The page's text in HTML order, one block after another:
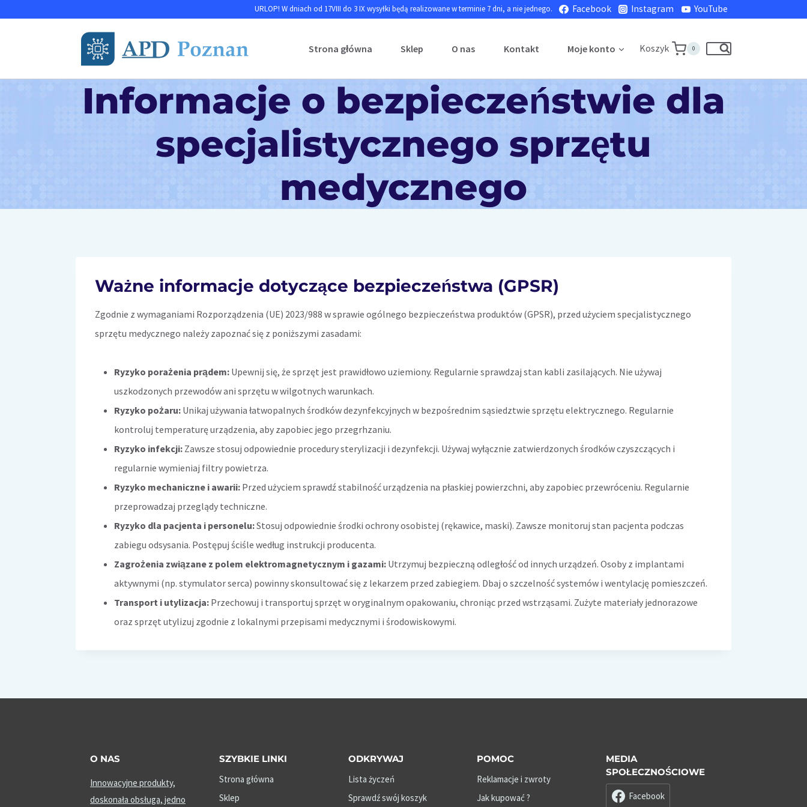
URLOP! W dniach od 17VIII do 3 IX wysyłki będą realizowane w terminie 7 dni, a nie jednego. Facebook Instagram YouTube
Strona główna Sklep O nas Kontakt Moje konto Koszyk 0
Informacje o bezpieczeństwie dla
specjalistycznego sprzętu
medycznego
Ważne informacje dotyczące bezpieczeństwa (GPSR)
Zgodnie z wymaganiami Rozporządzenia (UE) 2023/988 w sprawie ogólnego bezpieczeństwa produktów (GPSR), przed użyciem specjalistycznego
sprzętu medycznego należy zapoznać się z poniższymi zasadami:
Ryzyko porażenia prądem: Upewnij się, że sprzęt jest prawidłowo uziemiony. Regularnie sprawdzaj stan kabli zasilających. Nie używaj
uszkodzonych przewodów ani sprzętu w wilgotnych warunkach.
Ryzyko pożaru: Unikaj używania łatwopalnych środków dezynfekcyjnych w bezpośrednim sąsiedztwie sprzętu elektrycznego. Regularnie
kontroluj temperaturę urządzenia, aby zapobiec jego przegrhzaniu.
Ryzyko infekcji: Zawsze stosuj odpowiednie procedury sterylizacji i dezynfekcji. Używaj wyłącznie zatwierdzonych środków czyszczących i
regularnie wymieniaj filtry powietrza.
Ryzyko mechaniczne i awarii: Przed użyciem sprawdź stabilność urządzenia na płaskiej powierzchni, aby zapobiec przewróceniu. Regularnie
przeprowadzaj przeglądy techniczne.
Ryzyko dla pacjenta i personelu:Stosuj odpowiednie środki ochrony osobistej (rękawice, maski). Zawsze monitoruj stan pacjenta podczas
zabiegu odsysania. Postępuj ściśle według instrukcji producenta.
Zagrożenia związane z polem elektromagnetycznym i gazami: Utrzymuj bezpieczną odległość od innych urządzeń. Osoby z implantami
aktywnymi (np. stymulator serca) powinny skonsultować się z lekarzem przed zabiegiem. Dbaj o szczelność systemów i wentylację pomieszczeń.
Transport i utylizacja: Przechowuj i transportuj sprzęt w oryginalnym opakowaniu, chroniąc przed wstrząsami. Zużyte materiały jednorazowe
oraz sprzęt utylizuj zgodnie z lokalnymi przepisami medycznymi i środowiskowymi.
O NAS
Innowacyjne produkty,
doskonała obsługa, jedno
SZYBKIE LINKI
Strona główna
Sklep
ODKRYWAJ
Lista życzeń
Sprawdź swój koszyk
POMOC
Reklamacje i zwroty
Jak kupować ?
MEDIA
SPOŁECZNOŚCIOWE
Facebook